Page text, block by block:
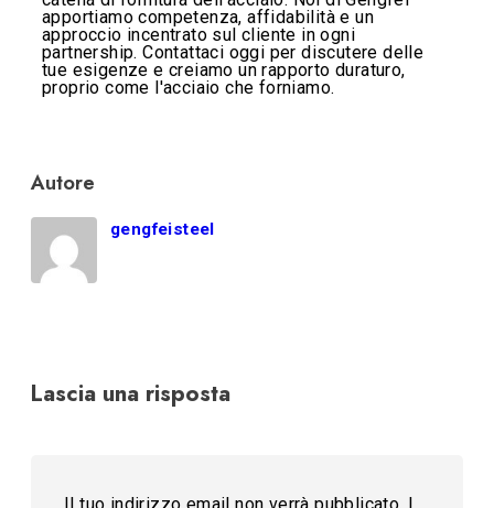
apportiamo competenza, affidabilità e un
approccio incentrato sul cliente in ogni
partnership. Contattaci oggi per discutere delle
tue esigenze e creiamo un rapporto duraturo,
proprio come l'acciaio che forniamo.
Autore
gengfeisteel
Lascia una risposta